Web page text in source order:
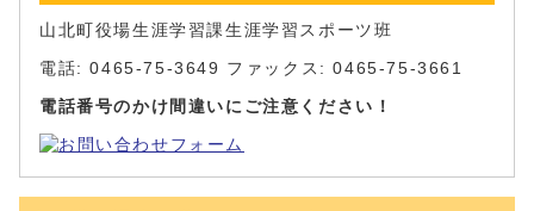
山北町役場生涯学習課生涯学習スポーツ班
電話: 0465-75-3649 ファックス: 0465-75-3661
電話番号のかけ間違いにご注意ください！